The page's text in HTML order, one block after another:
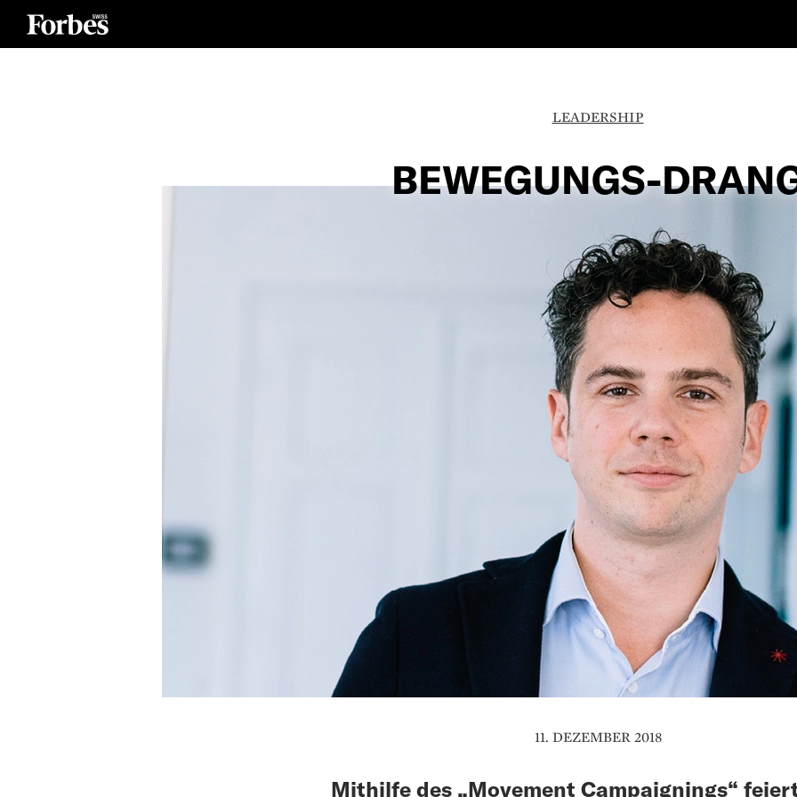
LEADERSHIP
BEWEGUNGS-
11. DEZEMBER 2018
Mithilfe des „Movement Campaignings“